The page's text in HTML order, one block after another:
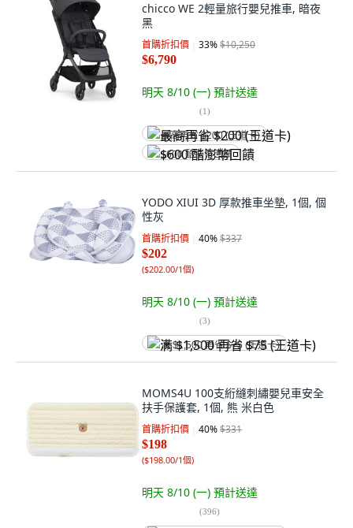
chicco WE 2輕量旅行嬰兒推車, 暗夜
黑
首購折扣價 33%$10,250
$6,790
明天 8/10 (一) 預計送達
(1)
最高再省 $200 (王道卡)
$600 酷澎幣回饋
YODO XIUI 3D 厚款推車坐墊, 1個, 個
性灰
首購折扣價 40%$337
$202
($202.00/1個)
明天 8/10 (一) 預計送達
(3)
满 $1,500 再省 $75 (王道卡)
MOMS4U 100支絎縫刺繡嬰兒車安全
扶手保護套, 1個, 熊 米白色
首購折扣價 40%$331
$198
($198.00/1個)
明天 8/10 (一) 預計送達
(396)